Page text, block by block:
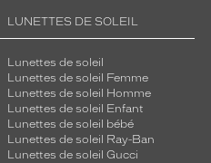
LUNETTES DE SOLEIL
Lunettes de soleil
Lunettes de soleil Femme
Lunettes de soleil Homme
Lunettes de soleil Enfant
Lunettes de soleil bébé
Lunettes de soleil Ray-Ban
Lunettes de soleil Gucci